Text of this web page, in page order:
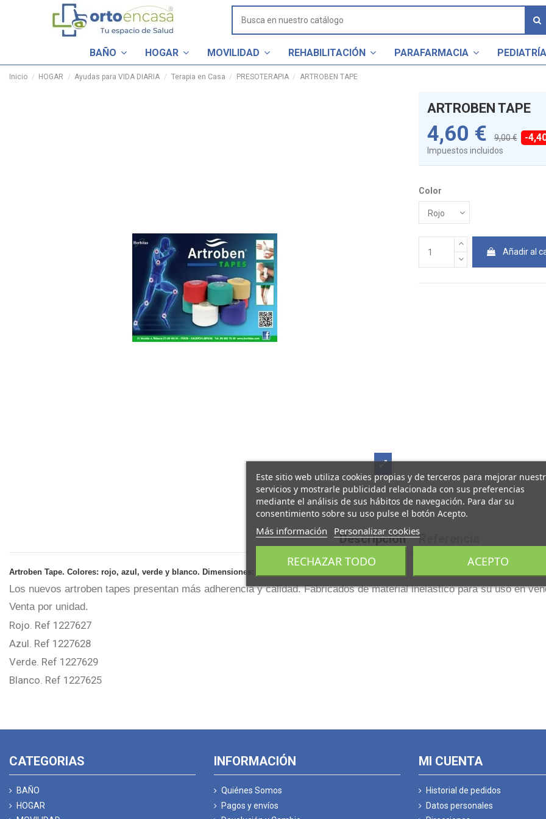
BAÑO HOGAR MOVILIDAD REHABILITACIÓN PARAFARMACIA
Inicio HOGAR Ayudas para VIDA DIARIA Terapia en Casa PRESOTERAPIA ARTROBEN TAPE
ARTROBEN TAPE
4,60 € 9,00 € -
Impuestos incluidos
Color
Añadir al
Descripción Referencia
Artroben Tape. Colores: rojo, azul, verde y blanco. Dimensiones: 3.75 cm x 10
Los nuevos artroben tapes presentan más adherencia y calidad. Fabricados de materialinelásticopara su uso en
Venta por unidad.
Rojo. Ref 1227627
Azul. Ref 1227628
Verde. Ref 1227629
Blanco. Ref 1227625
CATEGORIAS
BAÑO
HOGAR
INFORMACIÓN
Quiénes Somos
Pagos y envíos
MI CUENTA
Historial de pedidos
Datos personales
Este sitio web utiliza cookies propias y de terceros para mejorar
servicios y mostrarle publicidad relacionada con sus preferencias
mediante el análisis de sus hábitos de navegación. Para dar su
consentimiento sobre su uso pulse el botón Acepto.
Más información Personalizar cookies
RECHAZAR TODO ACEPTO